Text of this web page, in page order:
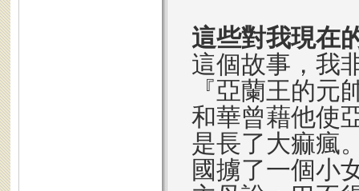
這些對我現在
這個故事，我
『亞蘭王的元
和華曾藉他使
是長了大痲瘋
國擄了一個小